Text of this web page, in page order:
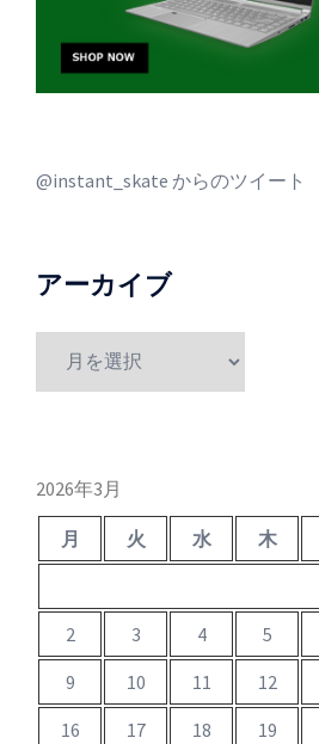
@instant_skate からのツイート
アーカイブ
2026年3月
月 火 水 木
2
3 4 5
9
10 11 12
16
17 18 19